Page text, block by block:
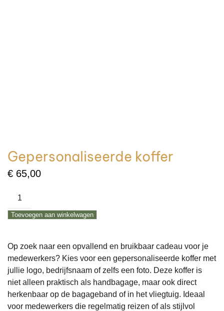
Gepersonaliseerde koffer
€ 65,00
Gepersonaliseerde
aantal
Toevoegen aan winkelwagen
Op zoek naar een opvallend en bruikbaar cadeau voor je
medewerkers? Kies voor een gepersonaliseerde koffer met
jullie logo, bedrijfsnaam of zelfs een foto. Deze koffer is
niet alleen praktisch als handbagage, maar ook direct
herkenbaar op de bagageband of in het vliegtuig. Ideaal
voor medewerkers die regelmatig reizen of als stijlvol